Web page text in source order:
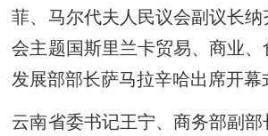
菲、马尔代夫人民议会副议长
会主题国斯里兰卡贸易、商业
发展部部长萨马拉辛哈出席开幕
云南省委书记王宁、商务部副